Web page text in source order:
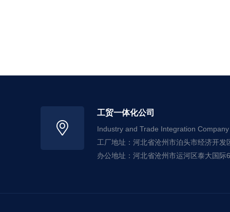
工贸一体化公司
Industry and Trade Integration Company
工厂地址：河北省沧州市泊头市经济开发
办公地址：河北省沧州市运河区泰大国际